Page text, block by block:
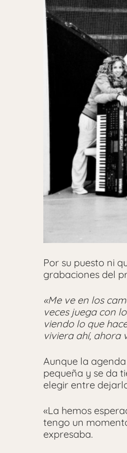
Por su puesto ni
grabaciones del
«Me ve en los
veces juega con
viendo lo que
viviera ahí, ahora
Aunque la
pequeña y se da
elegir entre
«La hemos
tengo un
expresaba.